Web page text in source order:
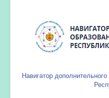
Навигатор